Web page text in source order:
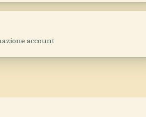
account